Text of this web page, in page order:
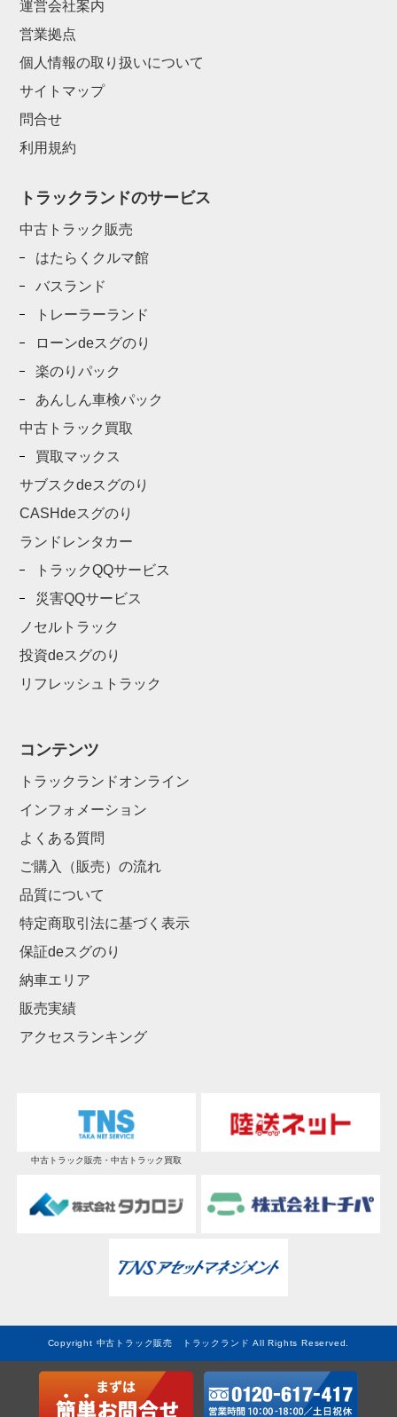
運営会社案内
営業拠点
個人情報の取り扱いについて
サイトマップ
問合せ
利用規約
トラックランドのサービス
中古トラック販売
はたらくクルマ館
バスランド
トレーラーランド
ローンdeスグのり
楽のりパック
あんしん車検パック
中古トラック買取
買取マックス
サブスクdeスグのり
CASHdeスグのり
ランドレンタカー
トラックQQサービス
災害QQサービス
ノセルトラック
投資deスグのり
リフレッシュトラック
コンテンツ
トラックランドオンライン
インフォメーション
よくある質問
ご購入（販売）の流れ
品質について
特定商取引法に基づく表示
保証deスグのり
納車エリア
販売実績
アクセスランキング
中古トラック販売・中古トラック買取
Copyright 中古トラック販売 トラックランド All Rights Reserved.